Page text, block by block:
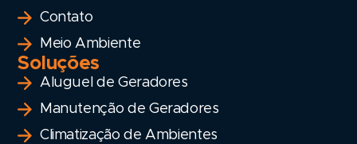
Contato
Meio Ambiente
Soluções
Aluguel de Geradores
Manutenção de Geradores
Climatização de Ambientes